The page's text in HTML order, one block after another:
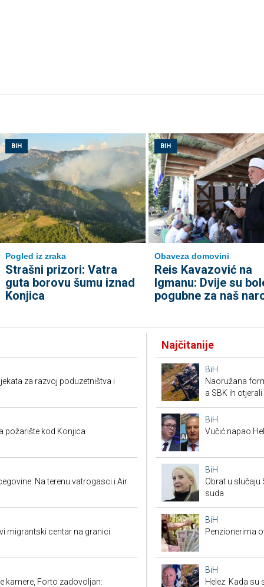
BIH
Pogled iz zraka
Strašni prizori: Vatra
guta borovu šumu iznad
Konjica
BIH
Obaveza domovini
Reis Kavazović na
Igmanu: Dvije su
pogubne za naš
za razvoj poduzetništva i
požarište kod Konjica
Na terenu vatrogasci i Air
migrantski centar na granici
kamere, Forto zadovoljan:
Najčitanije
BiH
Naoružana
a SBK ih otjerali
BiH
Vučić napao
BiH
Obrat u slučaju
suda
BiH
Penzionerima
BiH
Helez: Kada su